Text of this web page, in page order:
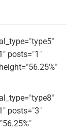
posts="1"
posts="3"